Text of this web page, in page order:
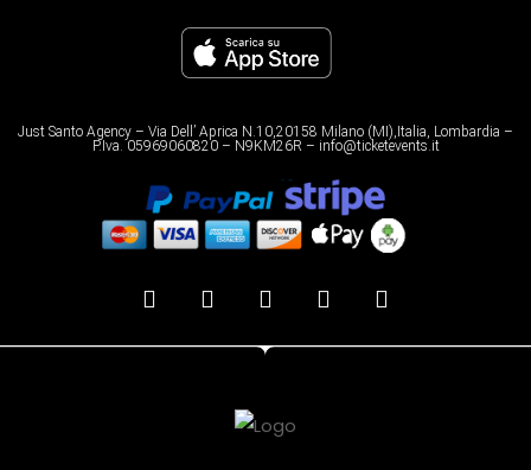
Just Santo Agency – Via Dell’ Aprica N.10,20158 Milano (MI),Italia, Lombardia –
P.Iva. 05969060820 – N9KM26R – info@ticketevents.it